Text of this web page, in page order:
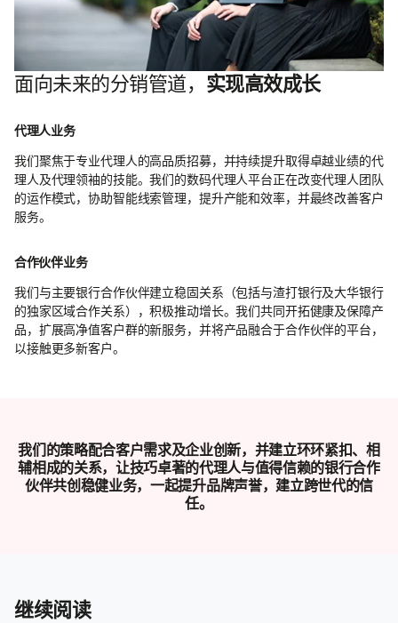
面向未来的分销管道， 实现高效成长
代理人业务
我们聚焦于专业代理人的高品质招募，并持续提升取得卓越业绩的代
理人及代理领袖的技能。我们的数码代理人平台正在改变代理人团队
的运作模式，协助智能线索管理，提升产能和效率，并最终改善客户
服务。
合作伙伴业务
我们与主要银行合作伙伴建立稳固关系（包括与渣打银行及大华银行
的独家区域合作关系），积极推动增长。我们共同开拓健康及保障产
品，扩展高净值客户群的新服务，并将产品融合于合作伙伴的平台，
以接触更多新客户。
我们的策略配合客户需求及企业创新，并建立环环紧扣、相
辅相成的关系，让技巧卓著的代理人与值得信赖的银行合作
伙伴共创稳健业务，一起提升品牌声誉，建立跨世代的信
任。
继续阅读